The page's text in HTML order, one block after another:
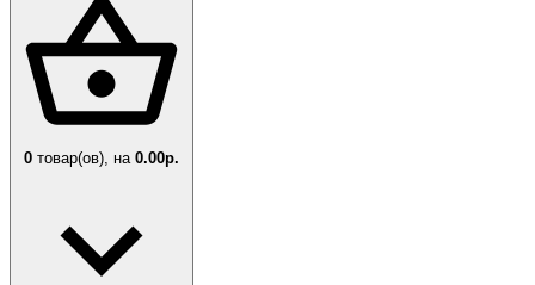
0 товар(ов), на 0.00р.